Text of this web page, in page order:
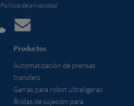
Política de privacidad
Productos
Automatización de prensas
transfers
Garras para robot ultraligeras
Bridas de sujeción para